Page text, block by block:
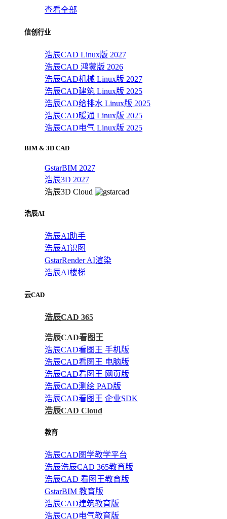
查看全部
信创行业
浩辰CAD Linux版 2027
浩辰CAD 鸿蒙版 2026
浩辰CAD机械 Linux版 2027
浩辰CAD建筑 Linux版 2025
浩辰CAD给排水 Linux版 2025
浩辰CAD暖通 Linux版 2025
浩辰CAD电气 Linux版 2025
BIM & 3D CAD
GstarBIM 2027
浩辰3D 2027
浩辰3D Cloud
浩辰AI
浩辰AI助手
浩辰AI识图
GstarRender AI渲染
浩辰AI楼梯
云CAD
浩辰CAD 365
浩辰CAD看图王
浩辰CAD看图王 手机版
浩辰CAD看图王 电脑版
浩辰CAD看图王 网页版
浩辰CAD测绘 PAD版
浩辰CAD看图王 企业SDK
浩辰CAD Cloud
教育
浩辰CAD图学教学平台
浩辰浩辰CAD 365教育版
浩辰CAD 看图王教育版
GstarBIM 教育版
浩辰CAD建筑教育版
浩辰CAD电气教育版